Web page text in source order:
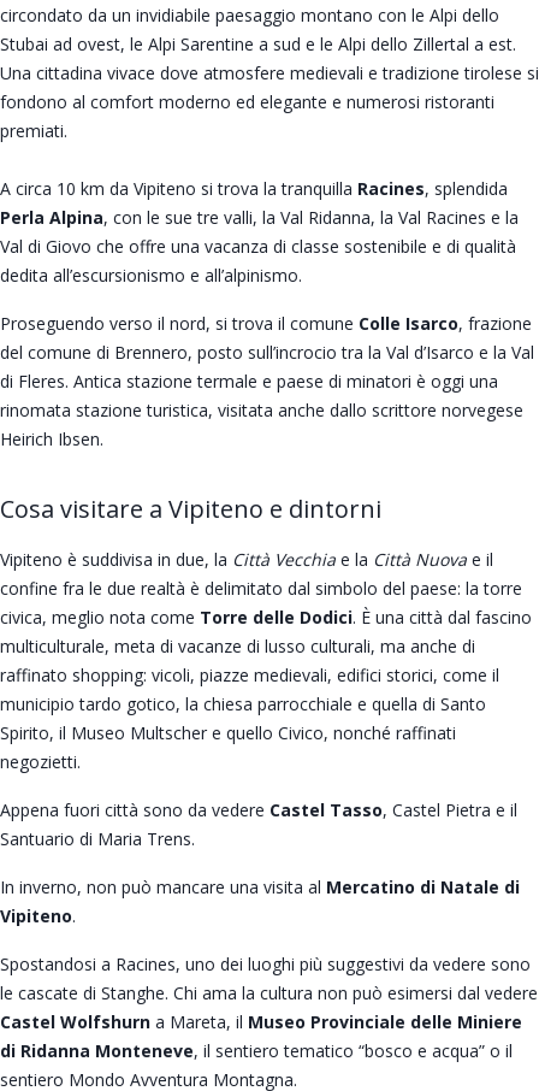
circondato da un invidiabile paesaggio montano con le Alpi dello
Stubai ad ovest, le Alpi Sarentine a sud e le Alpi dello Zillertal a est.
Una cittadina vivace dove atmosfere medievali e tradizione tirolese si
fondono al comfort moderno ed elegante e numerosi ristoranti
premiati.
A circa 10 km da Vipiteno si trova la tranquilla Racines, splendida
Perla Alpina, con le sue tre valli, la Val Ridanna, la Val Racines e la
Val di Giovo che offre una vacanza di classe sostenibile e di qualità
dedita all’escursionismo e all’alpinismo.
Proseguendo verso il nord, si trova il comune Colle Isarco, frazione
del comune di Brennero, posto sull’incrocio tra la Val d’Isarco e la Val
di Fleres. Antica stazione termale e paese di minatori è oggi una
rinomata stazione turistica, visitata anche dallo scrittore norvegese
Heirich Ibsen.
Cosa visitare a Vipiteno e dintorni
Vipiteno è suddivisa in due, la Città Vecchia e la Città Nuova e il
confine fra le due realtà è delimitato dal simbolo del paese: la torre
civica, meglio nota come Torre delle Dodici. È una città dal fascino
multiculturale, meta di vacanze di lusso culturali, ma anche di
raffinato shopping: vicoli, piazze medievali, edifici storici, come il
municipio tardo gotico, la chiesa parrocchiale e quella di Santo
Spirito, il Museo Multscher e quello Civico, nonché raffinati
negozietti.
Appena fuori città sono da vedere Castel Tasso, Castel Pietra e il
Santuario di Maria Trens.
In inverno, non può mancare una visita al Mercatino di Natale di
Vipiteno.
Spostandosi a Racines, uno dei luoghi più suggestivi da vedere sono
le cascate di Stanghe. Chi ama la cultura non può esimersi dal vedere
Castel Wolfshurn a Mareta, il Museo Provinciale delle Miniere
di Ridanna Monteneve, il sentiero tematico “bosco e acqua” o il
sentiero Mondo Avventura Montagna.